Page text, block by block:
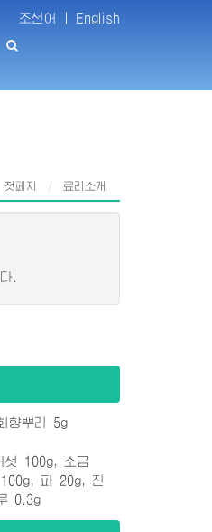
조선어 | English
첫페지 료리소개
.
향뿌리 5g
섯 100g, 소금
파 20g, 진
0.3g